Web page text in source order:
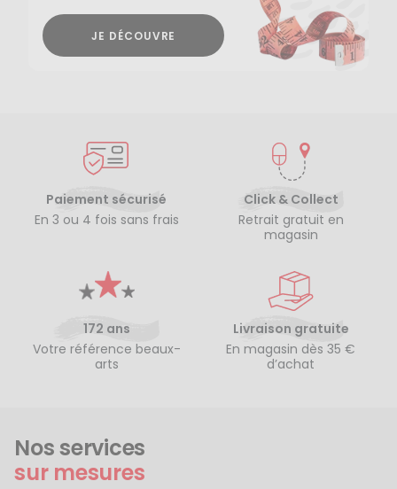
JE DÉCOUVRE
Paiement sécurisé
En 3 ou 4 fois sans frais
Click & Collect
Retrait gratuit en
magasin
172 ans
Votre référence beaux-
arts
Livraison gratuite
En magasin dès 35 €
d’achat
Nos services
sur mesures